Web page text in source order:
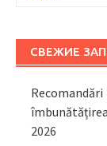
СВЕЖИЕ
2026